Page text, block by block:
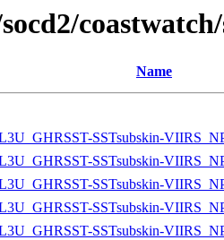
Name
SSTsubskin-
SSTsubskin-
SSTsubskin-
SSTsubskin-
SSTsubskin-